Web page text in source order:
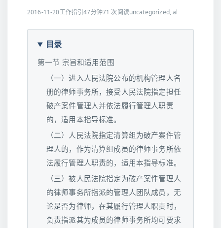
2016-11-20工作指引47分钟71 次阅读uncategorized, al
目录
第一节 宗旨和适用范围
（一）进入人民法院公布的机构管理人名
册的律师事务所，接受人民法院指定担任
破产案件管理人并依法履行管理人职责
的，适用本指导标准。
（二）人民法院指定清算组为破产案件管
理人的，作为清算组成员的律师事务所依
法履行管理人职责的，适用本指导标准。
（三）被人民法院指定为破产案件管理人
的律师事务所指派的管理人团队成员，无
论是否为律师，在其履行管理人职责时，
负责指派其为成员的律师事务所均可要求